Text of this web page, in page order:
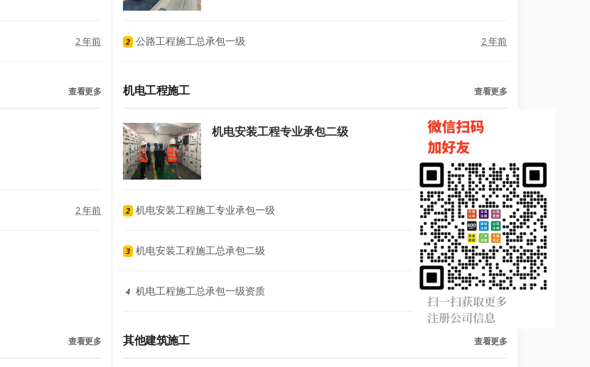
2 年前 2 公路工程施工总承包一级 2 年前
查看更多
2 年前
机电工程施工 查看更多
机电安装工程专业承包二级
2 机电安装工程施工专业承包一级 2 年前
3 机电安装工程施工总承包二级 2 年前
4 机电工程施工总承包一级资质 2 年前
查看更多 其他建筑施工 查看更多